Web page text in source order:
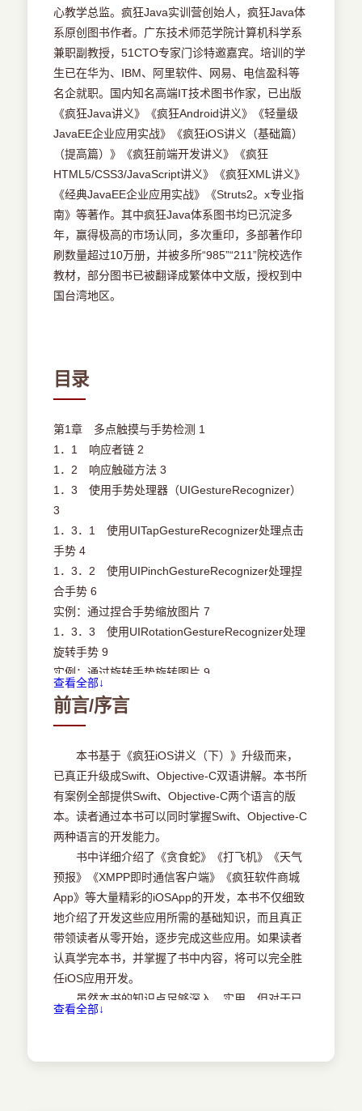
心教学总监。疯狂Java实训营创始人，疯狂Java体
系原创图书作者。广东技术师范学院计算机科学系
兼职副教授，51CTO专家门诊特邀嘉宾。培训的学
生已在华为、IBM、阿里软件、网易、电信盈科等
名企就职。国内知名高端IT技术图书作家，已出版
《疯狂Java讲义》《疯狂Android讲义》《轻量级
JavaEE企业应用实战》《疯狂iOS讲义（基础篇）
（提高篇）》《疯狂前端开发讲义》《疯狂
HTML5/CSS3/JavaScript讲义》《疯狂XML讲义》
《经典JavaEE企业应用实战》《Struts2。x专业指
南》等著作。其中疯狂Java体系图书均已沉淀多
年，赢得极高的市场认同，多次重印，多部著作印
刷数量超过10万册，并被多所“985”“211”院校选作
教材，部分图书已被翻译成繁体中文版，授权到中
国台湾地区。
目录
第1章 多点触摸与手势检测 1
1．1 响应者链 2
1．2 响应触碰方法 3
1．3 使用手势处理器（UIGestureRecognizer）
3
1．3．1 使用UITapGestureRecognizer处理点击
手势 4
1．3．2 使用UIPinchGestureRecognizer处理捏
合手势 6
实例：通过捏合手势缩放图片 7
1．3．3 使用UIRotationGestureRecognizer处理
旋转手势 9
实例：通过旋转手势旋转图片 9
1．3．4 使用UISwipeGestureRecognizer处理轻
扫手势 11
1．3．5 使用UIPanGestureRecognizer处理拖动
手势 19
1．3．6 使用UILongPressGestureRecognizer处
理长按手势 21
实例：长按添加按钮 22
1．4 创建和使用自定义手势处理器 24
1．4．1 开发自定义手势处理器 24
1．4．2 使用自定义手势处理器 26
1．5 本章小结 27
第2章 国际化 28
2．1 iOS应用国际化的基础 29
2．1．1 iOS应用的国际化思路 29
2．1．2 国际化支持的语言和国家 31
2．2 国际化界面设计文件 32
查看全部↓
前言/序言
本书基于《疯狂iOS讲义（下）》升级而来，
已真正升级成Swift、Objective-C双语讲解。本书所
有案例全部提供Swift、Objective-C两个语言的版
本。读者通过本书可以同时掌握Swift、Objective-C
两种语言的开发能力。
书中详细介绍了《贪食蛇》《打飞机》《天气
预报》《XMPP即时通信客户端》《疯狂软件商城
App》等大量精彩的iOSApp的开发，本书不仅细致
地介绍了开发这些应用所需的基础知识，而且真正
带领读者从零开始，逐步完成这些应用。如果读者
认真学完本书，并掌握了书中内容，将可以完全胜
任iOS应用开发。
虽然本书的知识点足够深入、实用，但对于已
经掌握《疯狂iOS讲义（基础篇）》的读者来说，
做出来。只要读者真正对书中的应用感兴趣，并愿
查看全部↓